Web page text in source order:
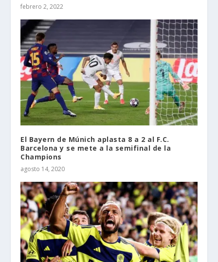
febrero 2, 2022
El Bayern de Múnich aplasta 8 a 2 al F.C.
Barcelona y se mete a la semifinal de la
Champions
agosto 14, 2020